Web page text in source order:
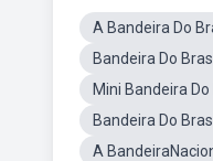
A Bandeira Do
Bandeira Do
Mini Bandeira
Bandeira Do
A